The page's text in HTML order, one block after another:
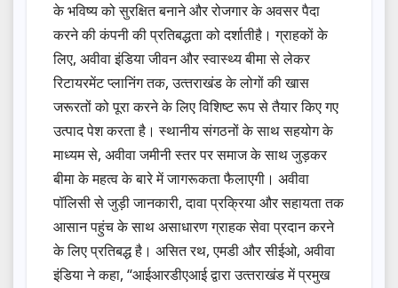
के भविष्‍य को सुरक्षित बनाने और रोजगार के अवसर पैदा
करने की कंपनी की प्रतिबद्धता को दर्शातीहै। ग्राहकों के
लिए, अवीवा इंडिया जीवन और स्‍वास्‍थ्‍य बीमा से लेकर
रिटायरमेंट प्‍लानिंग तक, उत्‍तराखंड के लोगों की खास
जरूरतों को पूरा करने के लिए विशिष्‍ट रूप से तैयार किए गए
उत्‍पाद पेश करता है। स्‍थानीय संगठनों के साथ सहयोग के
माध्‍यम से, अवीवा जमीनी स्‍तर पर समाज के साथ जुड़कर
बीमा के महत्‍व के बारे में जागरूकता फैलाएगी। अवीवा
पॉलिसी से जुड़ी जानकारी, दावा प्रक्रिया और सहायता तक
आसान पहुंच के साथ असाधारण ग्राहक सेवा प्रदान करने
के लिए प्रतिबद्ध है। असित रथ, एमडी और सीईओ, अवीवा
इंडिया ने कहा, “आईआरडीएआई द्वारा उत्‍तराखंड में प्रमुख